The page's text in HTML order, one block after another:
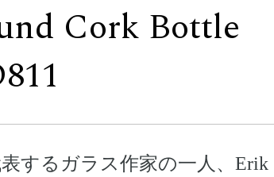
Cork Bottle
するガラス作家の一人、Erik